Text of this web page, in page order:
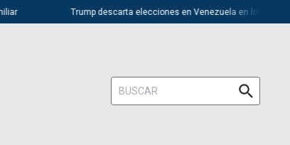
Trump descarta elecciones en Venezuela en los próximos
Buscar: